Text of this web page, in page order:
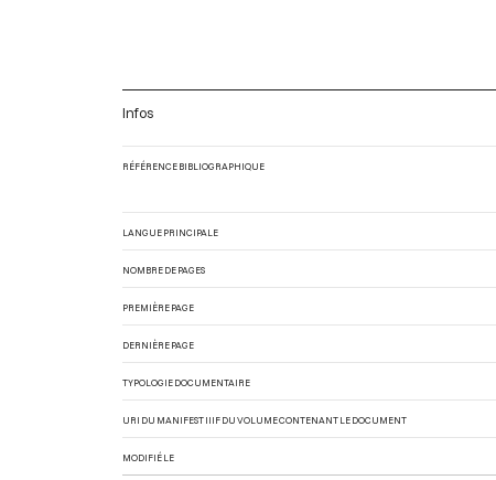
Infos
RÉFÉRENCE BIBLIOGRAPHIQUE
LANGUE PRINCIPALE
NOMBRE DE PAGES
PREMIÈRE PAGE
DERNIÈRE PAGE
TYPOLOGIE DOCUMENTAIRE
URI DU MANIFEST IIIF DU VOLUME CONTENANT LE DOCUMENT
MODIFIÉ LE